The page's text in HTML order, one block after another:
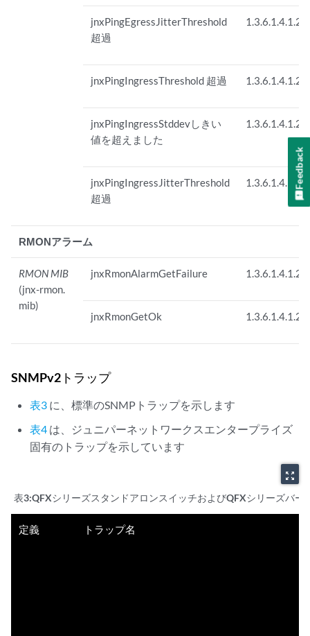
jnxPingEgressJitterThreshold
超過
jnxPingIngressThreshold 超過
jnxPingIngressStddevしきい
値を超えました
jnxPingIngressJitterThreshold
超過
RMONアラーム
RMON MIB
(jnx-rmon.
mib)
jnxRmonAlarmGetFailure
jnxRmonGetOk
SNMPv2トラップ
表3 に、標準のSNMPトラップを示します
表4 は、ジュニパーネットワークスエンタープライズ
固有のトラップを示しています
zoom_out_map
表3:QFXシリーズスタンドアロンスイッチおよびQFXシリーズバ
定義 トラップ名
Feedback